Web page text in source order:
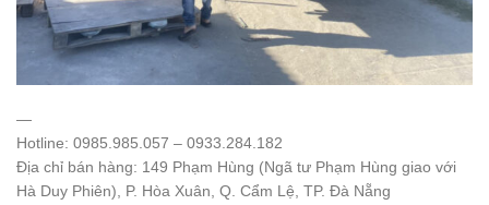
—
Hotline: 0985.985.057 – 0933.284.182
Địa chỉ bán hàng: 149 Phạm Hùng (Ngã tư Phạm Hùng giao với
Hà Duy Phiên), P. Hòa Xuân, Q. Cẩm Lệ, TP. Đà Nẵng